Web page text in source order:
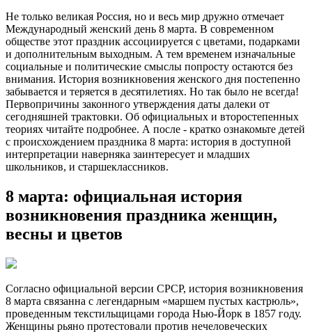
Не только великая Россия, но и весь мир дружно отмечает
Международный женский день 8 марта. В современном
обществе этот праздник ассоциируется с цветами, подарками
и дополнительным выходным. А тем временем изначальные
социальные и политические смыслы попросту остаются без
внимания. История возникновения женского дня постепенно
забывается и теряется в десятилетиях. Но так было не всегда!
Первопричины законного утверждения даты далеки от
сегодняшней трактовки. Об официальных и второстепенных
теориях читайте подробнее. А после - кратко ознакомьте детей
с происхождением праздника 8 марта: история в доступной
интерпретации наверняка заинтересует и младших
школьников, и старшеклассников.
8 марта: официальная история
возникновения праздника женщин,
весны и цветов
Согласно официальной версии СРСР, история возникновения
8 марта связанна с легендарным «маршем пустых кастрюль»,
проведенным текстильщицами города Нью-Йорк в 1857 году.
Женщины рьяно протестовали против нечеловеческих